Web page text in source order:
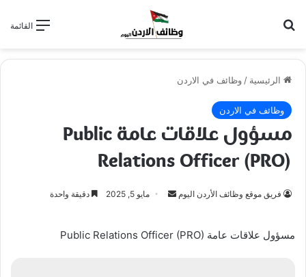
القائمة
الرئيسية /وظائف في الاردن
وظائف في الاردن
مسؤول علاقات عامة Public
Relations Officer (PRO)
فريق موقع وظائف الأردن اليوم
أرسل مايو 5, 2025 دقيقة واحدة
مسؤول علاقات عامة Public Relations Officer (PRO)